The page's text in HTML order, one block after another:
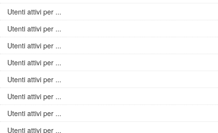
Utenti attivi per ...
Utenti attivi per ...
Utenti attivi per ...
Utenti attivi per ...
Utenti attivi per ...
Utenti attivi per ...
Utenti attivi per ...
Utenti attivi per ...